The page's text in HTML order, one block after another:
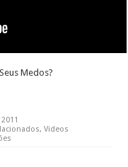
Medos?
,Videos